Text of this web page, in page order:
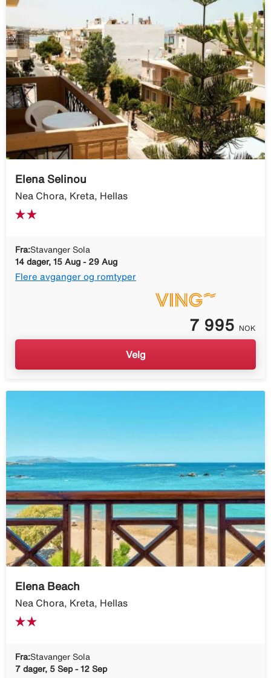
Elena Selinou
Nea Chora, Kreta, Hellas
Fra:Stavanger Sola
14 dager, 15 Aug - 29 Aug
Flere avganger og romtyper
7 995 NOK
Velg
Elena Beach
Nea Chora, Kreta, Hellas
Fra:Stavanger Sola
7 dager, 5 Sep - 12 Sep